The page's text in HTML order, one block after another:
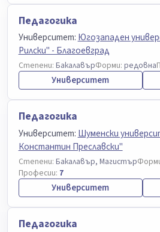
Педагогика
Университет: Югозападен
Рилски" - Благоевград
Степени: БакалавърФорми: редовна
Университет
Педагогика
Университет: Шуменски
Константин Преславски"
Степени: Бакалавър, Магистър
Професии: 7
Университет
Педагогика